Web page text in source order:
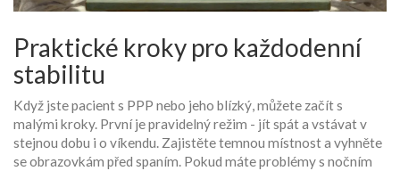
Praktické kroky pro každodenní
stabilitu
Když jste pacient s PPP nebo jeho blízký, můžete začít s
malými kroky. První je pravidelný režim - jít spát a vstávat v
stejnou dobu i o víkendu. Zajistěte temnou místnost a vyhněte
se obrazovkám před spaním. Pokud máte problémy s nočním